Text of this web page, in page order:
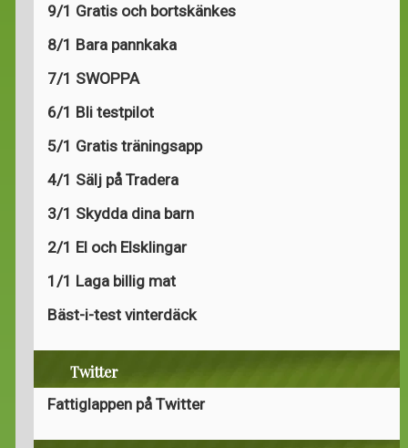
9/1 Gratis och bortskänkes
8/1 Bara pannkaka
7/1 SWOPPA
6/1 Bli testpilot
5/1 Gratis träningsapp
4/1 Sälj på Tradera
3/1 Skydda dina barn
2/1 El och Elsklingar
1/1 Laga billig mat
Bäst-i-test vinterdäck
Twitter
Fattiglappen på Twitter